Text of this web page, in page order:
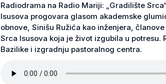
Radiodrama na Radio Mariji: „Gradilište
Isusova progovara glasom akademske
obnove, Sinišu Ružića kao inženjera,
Srca Isusova koja je život izgubila u
Bazilike i izgradnju pastoralnog centra.